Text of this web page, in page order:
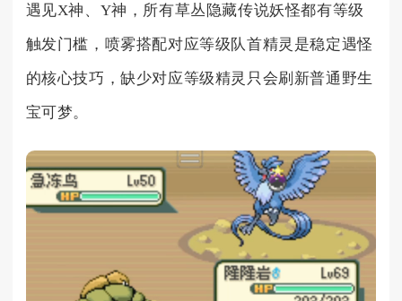
遇见X神、Y神，所有草丛隐藏传说妖怪都有等级
触发门槛，喷雾搭配对应等级队首精灵是稳定遇怪
的核心技巧，缺少对应等级精灵只会刷新普通野生
宝可梦。